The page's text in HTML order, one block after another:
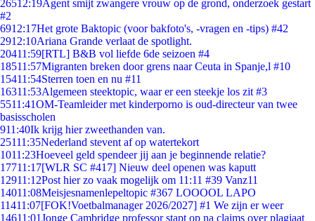
26512:19Agent smijt zwangere vrouw op de grond, onderzoek gestart
#2
6912:17Het grote Baktopic (voor bakfoto's, -vragen en -tips) #42
2912:10Ariana Grande verlaat de spotlight.
20411:59[RTL] B&B vol liefde 6de seizoen #4
18511:57Migranten breken door grens naar Ceuta in Spanje,l #10
15411:54Sterren toen en nu #11
16311:53Algemeen steektopic, waar er een steekje los zit #3
5511:41OM-Teamleider met kinderporno is oud-directeur van twee
basisscholen
911:40Ik krijg hier zweethanden van.
25111:35Nederland stevent af op watertekort
1011:23Hoeveel geld spendeer jij aan je beginnende relatie?
17711:17[WLR SC #417] Nieuw deel openen was kaputt
12911:12Post hier zo vaak mogelijk om 11:11 #39 Vanz11
14011:08Meisjesnamenlepeltopic #367 LOOOOL LAPO
11411:07[FOK!Voetbalmanager 2026/2027] #1 We zijn er weer
14611:01Jonge Cambridge professor stapt op na claims over plagiaat